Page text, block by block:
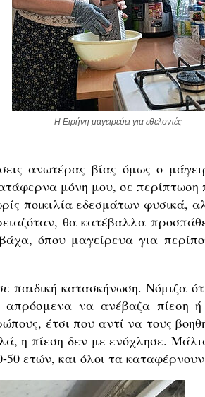
Η Ειρήνη μαγειρεύει για εθελοντές
ανωτέρας βίας όμως ο
μόνη μου, σε περίπτωση
ποικιλία εδεσμάτων φυσικά,
θα κατέβαλλα
όπου μαγείρευα για
κατασκήνωση. Νόμιζα
απρόσμενα να ανέβαζα πίεση
έτσι που αντί να τους
η πίεση δεν με ενόχλησε.
50 ετών, και όλοι τα